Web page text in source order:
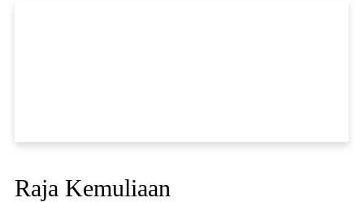
Raja Kemuliaan